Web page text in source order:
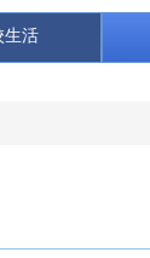
生活